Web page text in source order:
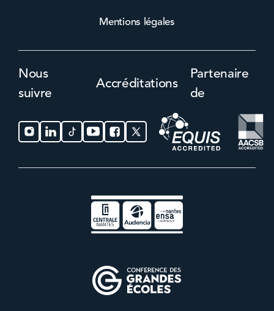
Mentions légales
Nous
suivre
Accréditations
Partenaire
de